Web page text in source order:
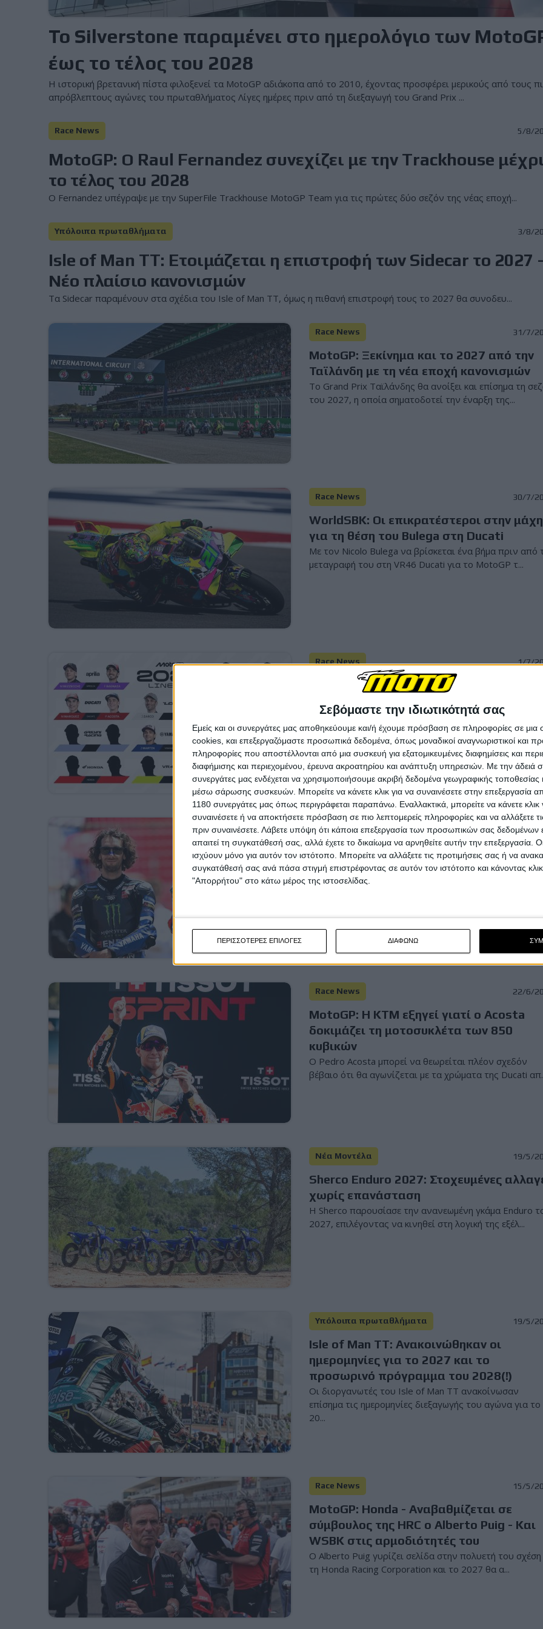
Σεβόμαστε την ιδιωτικότητά σας
Εμείς και οι συνεργάτες μας αποθηκεύουμε και/ή έχουμε πρόσβαση σε πληροφορίες σε
cookies, και επεξεργαζόμαστε προσωπικά δεδομένα, όπως μοναδικοί αναγνωριστικοί και
πληροφορίες που αποστέλλονται από μια συσκευή για εξατομικευμένες διαφημίσεις και
διαφήμισης και περιεχομένου, έρευνα ακροατηρίου και ανάπτυξη υπηρεσιών. Με την άδειά
συνεργάτες μας ενδέχεται να χρησιμοποιήσουμε ακριβή δεδομένα γεωγραφικής τοποθεσίας
μέσω σάρωσης συσκευών. Μπορείτε να κάνετε κλικ για να συναινέσετε στην επεξεργασία
1180 συνεργάτες μας όπως περιγράφεται παραπάνω. Εναλλακτικά, μπορείτε να κάνετε κλικ
συναινέσετε ή να αποκτήσετε πρόσβαση σε πιο λεπτομερείς πληροφορίες και να αλλάξετε
πριν συναινέσετε. Λάβετε υπόψη ότι κάποια επεξεργασία των προσωπικών σας δεδομένων
απαιτεί τη συγκατάθεσή σας, αλλά έχετε το δικαίωμα να αρνηθείτε αυτήν την επεξεργασία.
ισχύουν μόνο για αυτόν τον ιστότοπο. Μπορείτε να αλλάξετε τις προτιμήσεις σας ή να
συγκατάθεσή σας ανά πάσα στιγμή επιστρέφοντας σε αυτόν τον ιστότοπο και κάνοντας
"Απορρήτου" στο κάτω μέρος της ιστοσελίδας.
ΠΕΡΙΣΣΟΤΕΡΕΣ ΕΠΙΛΟΓΕΣ ΔΙΑΦΩΝΩ
Το Silverstone παραμένει στο ημερολόγιο των
έως το τέλος του 2028
Η ιστορική βρετανική πίστα φιλοξενεί τα MotoGP αδιάκοπα από το 2010, έχοντας προσφέρει μερικούς από τους
απρόβλεπτους αγώνες του πρωταθλήματος Λίγες ημέρες πριν από τη διεξαγωγή του Grand Prix ...
Race News 5/8/
MotoGP: Ο Raul Fernandez συνεχίζει με την Trackhouse
το τέλος του 2028
Ο Fernandez υπέγραψε με την SuperFile Trackhouse MotoGP Team για τις πρώτες δύο σεζόν της νέας εποχή...
Υπόλοιπα πρωταθλήματα 3/8/
Isle of Man TT: Eτοιμάζεται η επιστροφή των Sidecar το 2027
Νέο πλαίσιο κανονισμών
Τα Sidecar παραμένουν στα σχέδια του Isle of Man TT, όμως η πιθανή επιστροφή τους το 2027 θα συνοδευ...
Race News 31/7/
MotoGP: Ξεκίνημα και το 2027 από την
Ταϊλάνδη με τη νέα εποχή κανονισμών
Το Grand Prix Ταϊλάνδης θα ανοίξει και επίσημα τη
του 2027, η οποία σηματοδοτεί την έναρξη της...
Race News 30/7/
WorldSBK: Οι επικρατέστεροι στην μάχη
για τη θέση του Bulega στη Ducati
Με τον Nicolo Bulega να βρίσκεται ένα βήμα πριν από
μεταγραφή του στη VR46 Ducati για το MotoGP τ...
Race News 1/7/
MotoGP 2027: Ποιοι έχουν ήδη
επίσημες ανακοινώσεις
Η αγορά αναβατών για τα MotoGP του 2027 έχει
να παίρνει μορφή, καθώς οι πρώτες επίσημες ανακ...
Race News 30/6/
MotoGP: Η Yamaha αποχαιρετά και
επίσημα τους Fabio Quartararo και Alex
Rins
Race News 22/6/
MotoGP: Η KTM εξηγεί γιατί ο Acosta
δοκιμάζει τη μοτοσυκλέτα των 850
κυβικών
Ο Pedro Acosta μπορεί να θεωρείται πλέον σχεδόν
βέβαιο ότι θα αγωνίζεται με τα χρώματα της Ducati
Νέα Μοντέλα 19/5/
Sherco Enduro 2027: Στοχευμένες
χωρίς επανάσταση
Η Sherco παρουσίασε την ανανεωμένη γκάμα Enduro
2027, επιλέγοντας να κινηθεί στη λογική της εξέλ...
Υπόλοιπα πρωταθλήματα 19/5/
Isle of Man TT: Ανακοινώθηκαν οι
ημερομηνίες για το 2027 και το
προσωρινό πρόγραμμα του 2028(!)
Οι διοργανωτές του Isle of Man TT ανακοίνωσαν
επίσημα τις ημερομηνίες διεξαγωγής του αγώνα για το
20...
Race News 15/5/
MotoGP: Honda - Αναβαθμίζεται σε
σύμβουλος της HRC o Alberto Puig - Και
WSBK στις αρμοδιότητές του
Ο Alberto Puig γυρίζει σελίδα στην πολυετή του σχέση
τη Honda Racing Corporation και το 2027 θα α...